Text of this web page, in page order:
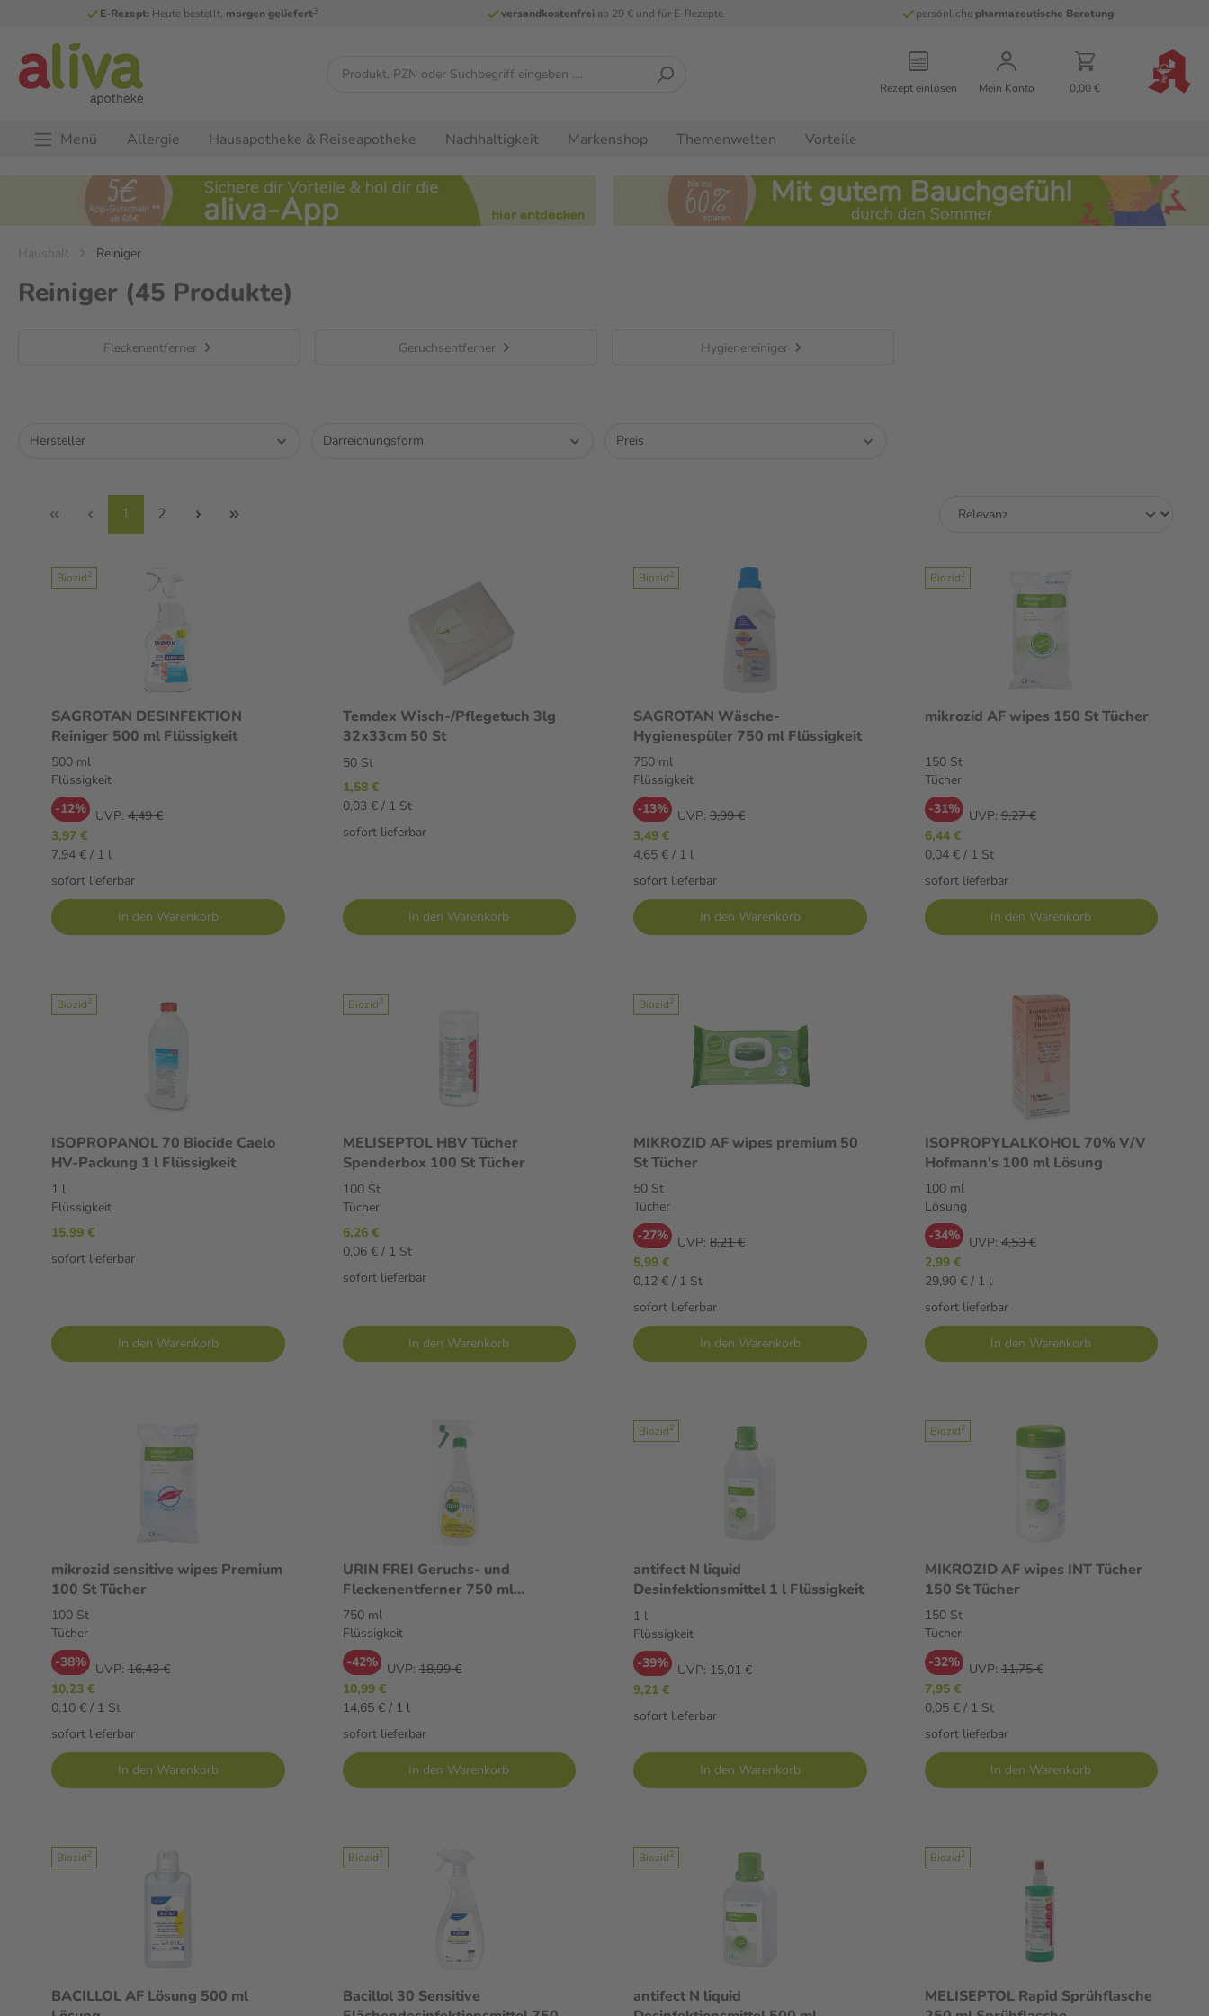
E-Rezept: Heute bestellt, morgen geliefert3 versandkostenfreiab 29 € und für E-Rezepte persönliche pharmazeutische Beratung
Rezept einlösen Mein Konto 0,00 €
Menü Allergie Hausapotheke & Reiseapotheke Nachhaltigkeit Markenshop Themenwelten Vorteile
Haushalt Reiniger
Reiniger (45 Produkte)
Fleckenentferner Geruchsentferner Hygienereiniger
Hersteller Darreichungsform Preis
1 2
Biozid2
SAGROTAN DESINFEKTION
Reiniger 500 ml Flüssigkeit
500 ml
Flüssigkeit
-12% UVP: 4,49 €
3,97 €
7,94 € / 1 l
sofort lieferbar
In den Warenkorb
Temdex Wisch-/Pflegetuch 3lg
32x33cm 50 St
50 St
1,58 €
0,03 € / 1 St
sofort lieferbar
In den Warenkorb
Biozid2
SAGROTAN Wäsche-
Hygienespüler 750 ml Flüssigkeit
750 ml
Flüssigkeit
-13% UVP: 3,99 €
3,49 €
4,65 € / 1 l
sofort lieferbar
In den Warenkorb
Biozid2
mikrozid AF wipes 150 St Tücher
150 St
Tücher
-31%
UVP: 9,27 €
6,44 €
0,04 € / 1 St
sofort lieferbar
In den Warenkorb
Biozid2
ISOPROPANOL 70 Biocide Caelo
HV-Packung 1 l Flüssigkeit
1 l
Flüssigkeit
15,99 €
sofort lieferbar
In den Warenkorb
Biozid2
MELISEPTOL HBV Tücher
Spenderbox 100 St Tücher
100 St
Tücher
6,26 €
0,06 € / 1 St
sofort lieferbar
In den Warenkorb
Biozid2
MIKROZID AF wipes premium 50
St Tücher
50 St
Tücher
-27% UVP: 8,21 €
5,99 €
0,12 € / 1 St
sofort lieferbar
In den Warenkorb
ISOPROPYLALKOHOL 70% V/V
Hofmann's 100 ml Lösung
100 ml
Lösung
-34%
UVP: 4,53 €
2,99 €
29,90 € / 1 l
sofort lieferbar
In den Warenkorb
mikrozid sensitive wipes Premium
100 St Tücher
100 St
Tücher
-38% UVP: 16,43 €
10,23 €
0,10 € / 1 St
sofort lieferbar
In den Warenkorb
URIN FREI Geruchs- und
Fleckenentferner 750 ml
Flüssigkeit
750 ml
Flüssigkeit
-42%
UVP: 18,99 €
10,99 €
14,65 € / 1 l
sofort lieferbar
In den Warenkorb
Biozid2
antifect N liquid
Desinfektionsmittel 1 l Flüssigkeit
1 l
Flüssigkeit
-39% UVP: 15,01 €
9,21 €
sofort lieferbar
In den Warenkorb
Biozid2
MIKROZID AF wipes INT Tücher
150 St Tücher
150 St
Tücher
-32%
UVP: 11,75 €
7,95 €
0,05 € / 1 St
sofort lieferbar
In den Warenkorb
Biozid2
BACILLOL AF Lösung 500 ml
Biozid2
Bacillol 30 Sensitive
Biozid2
antifect N liquid
Biozid2
MELISEPTOL Rapid Sprühflasche